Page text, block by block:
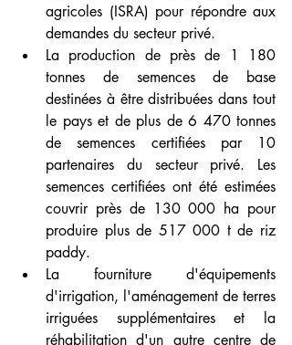
agricoles (ISRA) pour répondre aux
demandes du secteur privé.
La production de près de 1 180
tonnes de semences de base
destinées à être distribuées dans tout
le pays et de plus de 6 470 tonnes
de semences certifiées par 10
partenaires du secteur privé. Les
semences certifiées ont été estimées
couvrir près de 130 000 ha pour
produire plus de 517 000 t de riz
paddy.
La fourniture d'équipements
d'irrigation, l'aménagement de terres
irriguées supplémentaires et la
réhabilitation d'un autre centre de